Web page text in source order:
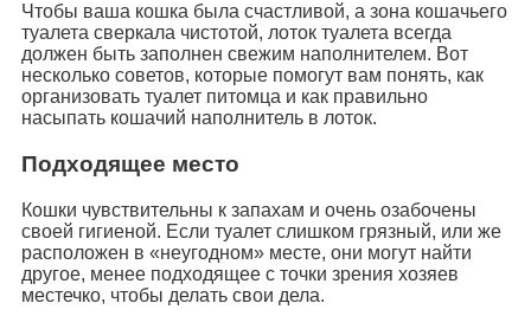
Чтобы ваша кошка была счастливой, a зона кошачьего
туалета сверкала чистотой, лоток туалета всегда
должен быть заполнен свежим наполнителем. Вот
несколько советов, которые помогут вам понять, как
организовать туалет питомца и как правильно
насыпать кошачий наполнитель в лоток.
Подходящее место
Кошки чувствительны к запахам и очень озабочены
своей гигиеной. Если туалет слишком грязный, или же
расположен в «неугодном» месте, они могут найти
другое, менее подходящее с точки зрения хозяев
местечко, чтобы делать свои дела.